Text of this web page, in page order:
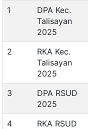
1
DPA Kec.
Talisayan
2025
2
RKA Kec.
Talisayan
2025
3
DPA RSUD
2025
4
RKA RSUD